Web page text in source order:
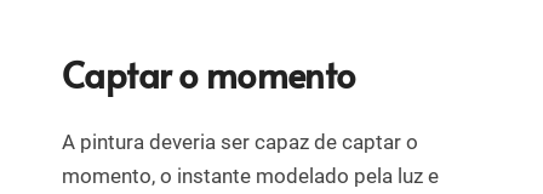
Captar o momento
A pintura deveria ser capaz de captar o
momento, o instante modelado pela luz e